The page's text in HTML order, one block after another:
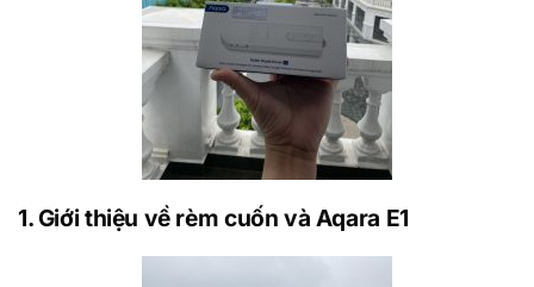
1. Giới thiệu về rèm cuốn và Aqara E1